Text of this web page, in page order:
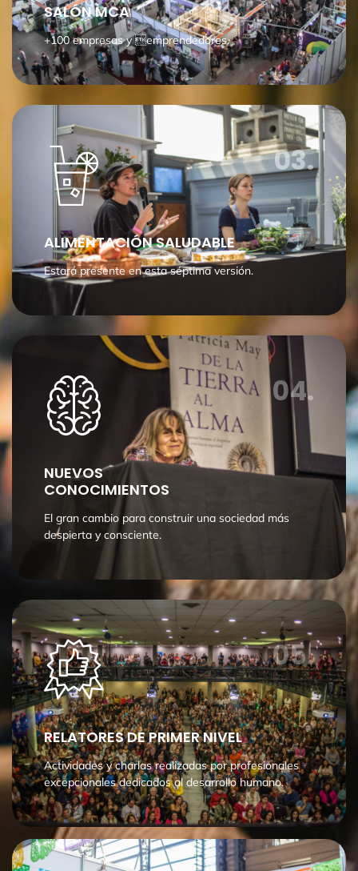
SALÓN MCA
+100 empresas y emprendedores.
03.
ALIMENTACIÓN SALUDABLE
Estará presente en esta séptima versión.
04.
NUEVOS
CONOCIMIENTOS
El gran cambio para construir una sociedad más
despierta y consciente.
05.
RELATORES DE PRIMER NIVEL
Actividades y charlas realizadas por profesionales
excepcionales dedicados al desarrollo humano.